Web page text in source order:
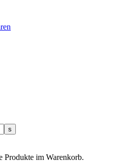
Produkte im Warenkorb.